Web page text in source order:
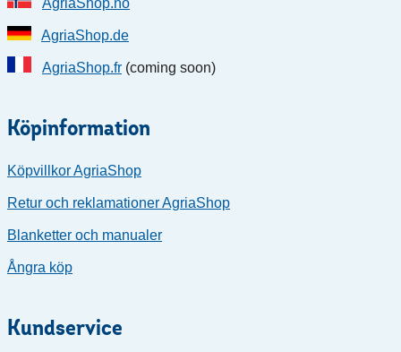
AgriaShop.no
AgriaShop.de
AgriaShop.fr (coming soon)
Köpinformation
Köpvillkor AgriaShop
Retur och reklamationer AgriaShop
Blanketter och manualer
Ångra köp
Kundservice